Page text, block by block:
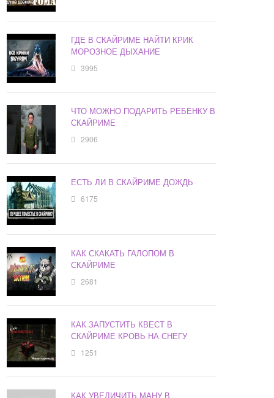
ГДЕ В СКАЙРИМЕ НАЙТИ КРИК
МОРОЗНОЕ ДЫХАНИЕ
3995
ЧТО МОЖНО ПОДАРИТЬ РЕБЕНКУ В
СКАЙРИМЕ
2906
ЕСТЬ ЛИ В СКАЙРИМЕ ДОЖДЬ
6175
КАК СКАКАТЬ ГАЛОПОМ В
СКАЙРИМЕ
2681
КАК ЗАПУСТИТЬ КВЕСТ В
СКАЙРИМЕ КРОВЬ НА СНЕГУ
1251
КАК УВЕЛИЧИТЬ МАНУ В